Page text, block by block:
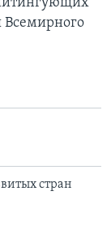
Всемирного
стран